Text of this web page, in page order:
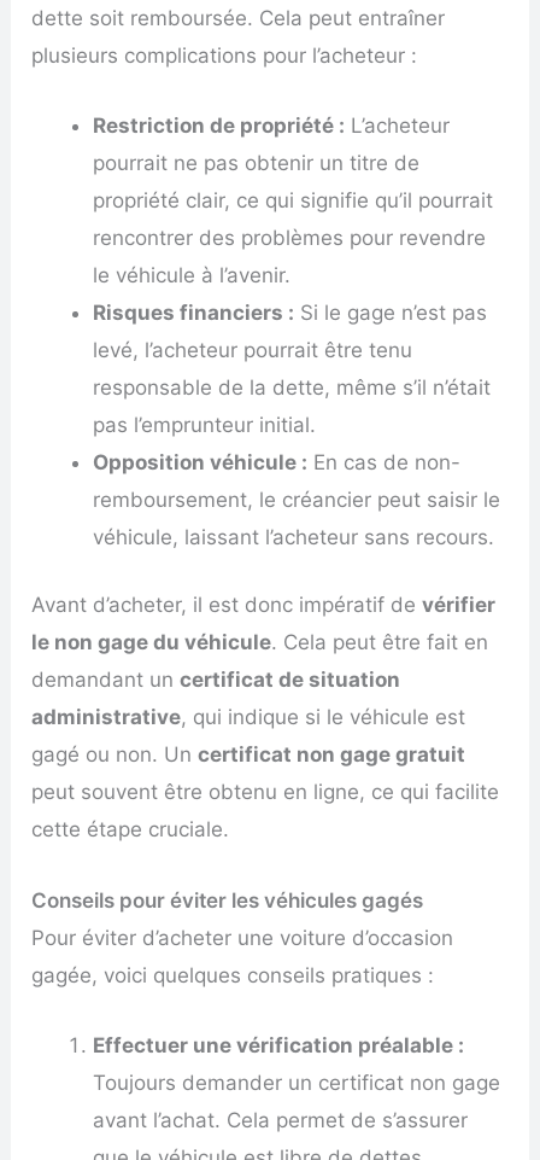
dette soit remboursée. Cela peut entraîner
plusieurs complications pour l’acheteur :
Restriction de propriété : L’acheteur
pourrait ne pas obtenir un titre de
propriété clair, ce qui signifie qu’il pourrait
rencontrer des problèmes pour revendre
le véhicule à l’avenir.
Risques financiers : Si le gage n’est pas
levé, l’acheteur pourrait être tenu
responsable de la dette, même s’il n’était
pas l’emprunteur initial.
Opposition véhicule : En cas de non-
remboursement, le créancier peut saisir le
véhicule, laissant l’acheteur sans recours.
Avant d’acheter, il est donc impératif devérifier
le non gage du véhicule. Cela peut être fait en
demandant uncertificat de situation
administrative, qui indique si le véhicule est
gagé ou non. Uncertificat non gage gratuit
peut souvent être obtenu en ligne, ce qui facilite
cette étape cruciale.
Conseils pour éviter les véhicules gagés
Pour éviter d’acheter une voiture d’occasion
gagée, voici quelques conseils pratiques :
Effectuer une vérification préalable :
Toujours demander un certificat non gage
avant l’achat. Cela permet de s’assurer